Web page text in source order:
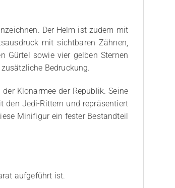
Der Helm ist zudem mit
mit sichtbaren Zähnen,
Gürtel sowie vier gelben Sternen
Bedruckung.
Klonarmee der Republik. Seine
den Jedi-Rittern und repräsentiert
Minifigur ein fester Bestandteil
aufgeführt ist.